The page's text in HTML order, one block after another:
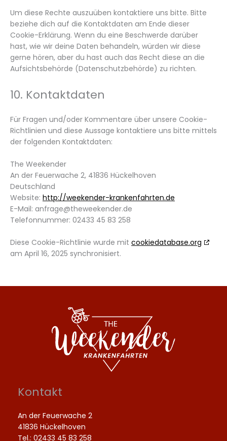
Um diese Rechte auszuüben kontaktiere uns bitte. Bitte
beziehe dich auf die Kontaktdaten am Ende dieser
Cookie-Erklärung. Wenn du eine Beschwerde darüber
hast, wie wir deine Daten behandeln, würden wir diese
gerne hören, aber du hast auch das Recht diese an die
Aufsichtsbehörde (Datenschutzbehörde) zu richten.
10. Kontaktdaten
Für Fragen und/oder Kommentare über unsere Cookie-
Richtlinien und diese Aussage kontaktiere uns bitte mittels
der folgenden Kontaktdaten:
The Weekender
An der Feuerwache 2, 41836 Hückelhoven
Deutschland
Website: http://weekender-krankenfahrten.de
E-Mail: anfrage@theweekender.de
Telefonnummer: 02433 45 83 258
Diese Cookie-Richtlinie wurde mit cookiedatabase.org
am April 16, 2025 synchronisiert.
Kontakt
An der Feuerwache 2
41836 Hückelhoven
Tel.: 02433 45 83 258